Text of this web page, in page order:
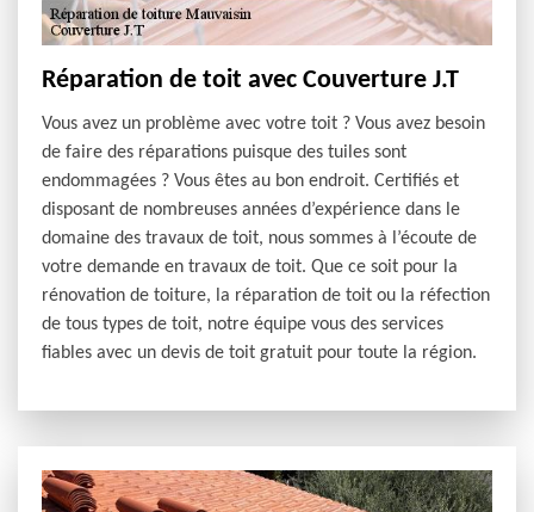
Réparation de toit avec Couverture J.T
Vous avez un problème avec votre toit ? Vous avez besoin
de faire des réparations puisque des tuiles sont
endommagées ? Vous êtes au bon endroit. Certifiés et
disposant de nombreuses années d’expérience dans le
domaine des travaux de toit, nous sommes à l’écoute de
votre demande en travaux de toit. Que ce soit pour la
rénovation de toiture, la réparation de toit ou la réfection
de tous types de toit, notre équipe vous des services
fiables avec un devis de toit gratuit pour toute la région.